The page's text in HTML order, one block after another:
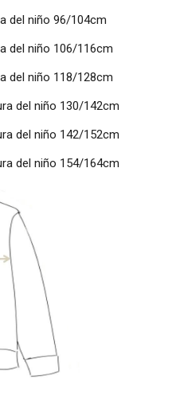
del niño 96/104cm
del niño 106/116cm
del niño 118/128cm
del niño 130/142cm
del niño 142/152cm
del niño 154/164cm